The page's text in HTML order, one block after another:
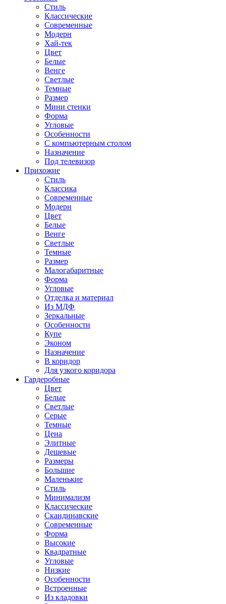
Стиль
Классические
Современные
Модерн
Хай-тек
Цвет
Белые
Венге
Светлые
Темные
Размер
Мини стенки
Форма
Угловые
Особенности
С компьютерным столом
Назначение
Под телевизор
Прихожие
Стиль
Классика
Современные
Модерн
Цвет
Белые
Венге
Светлые
Темные
Размер
Малогабаритные
Форма
Угловые
Отделка и материал
Из МДФ
Зеркальные
Особенности
Купе
Эконом
Назначение
В коридор
Для узкого коридора
Гардеробные
Цвет
Белые
Светлые
Серые
Темные
Цена
Элитные
Дешевые
Размеры
Большие
Маленькие
Стиль
Минимализм
Классические
Скандинавские
Современные
Форма
Высокие
Квадратные
Угловые
Низкие
Особенности
Встроенные
Из кладовки